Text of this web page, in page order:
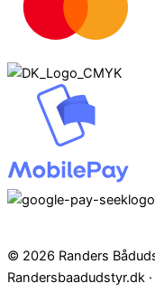
© 2026 Randers
Randersbaadudstyr.dk ·